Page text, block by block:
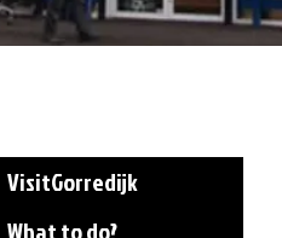
VisitGorredijk
What to do?